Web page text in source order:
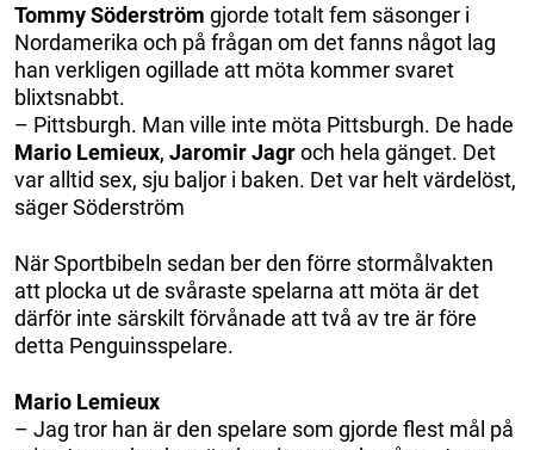
Tommy Söderström gjorde totalt fem säsonger i
Nordamerika och på frågan om det fanns något lag
han verkligen ogillade att möta kommer svaret
blixtsnabbt.
– Pittsburgh. Man ville inte möta Pittsburgh. De hade
Mario Lemieux, Jaromir Jagroch hela gänget. Det
var alltid sex, sju baljor i baken. Det var helt värdelöst,
säger Söderström
När Sportbibeln sedan ber den förre stormålvakten
att plocka ut de svåraste spelarna att möta är det
därför inte särskilt förvånade att två av tre är före
detta Penguinsspelare.
Mario Lemieux
– Jag tror han är den spelare som gjorde flest mål på